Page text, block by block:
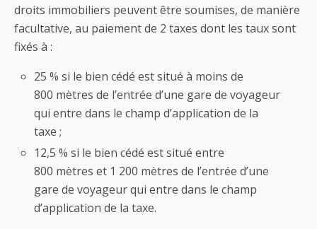
droits immobiliers peuvent être soumises, de manière
facultative, au paiement de 2 taxes dont les taux sont
fixés à :
25 % si le bien cédé est situé à moins de
800 mètres de l’entrée d’une gare de voyageur
qui entre dans le champ d’application de la
taxe ;
12,5 % si le bien cédé est situé entre
800 mètres et 1 200 mètres de l’entrée d’une
gare de voyageur qui entre dans le champ
d’application de la taxe.